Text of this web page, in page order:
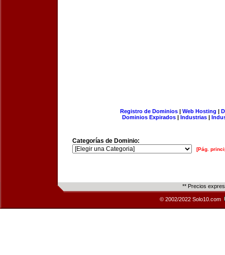
Registro de Dominios| Web Hosting |
Dominios Expirados | Industrias |
Categorías de Dominio:
[Pág.
** Precios
© 2002/2022 Solo10.com